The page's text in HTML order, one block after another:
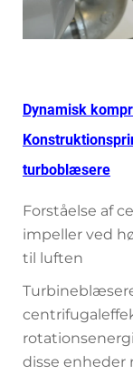
Dynamisk
turboblæsere
Forståelse af
impeller ved
til luften
disse enheder